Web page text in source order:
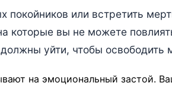
покойников или встретить
которые вы не можете
уйти, чтобы освободить
на эмоциональный застой.